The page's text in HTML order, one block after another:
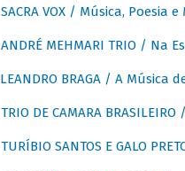
SACRA VOX / Música, Poesia
ANDRÉ MEHMARI TRIO / Na
LEANDRO BRAGA / A Música
TRIO DE CAMARA
TURÍBIO SANTOS E GALO